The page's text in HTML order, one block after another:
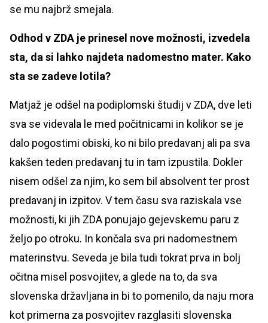
se mu najbrž smejala.
Odhod v ZDA je prinesel nove možnosti, izvedela
sta, da si lahko najdeta nadomestno mater. Kako
sta se zadeve lotila?
Matjaž je odšel na podiplomski študij v ZDA, dve leti
sva se videvala le med počitnicami in kolikor se je
dalo pogostimi obiski, ko ni bilo predavanj ali pa sva
kakšen teden predavanj tu in tam izpustila. Dokler
nisem odšel za njim, ko sem bil absolvent ter prost
predavanj in izpitov. V tem času sva raziskala vse
možnosti, ki jih ZDA ponujajo gejevskemu paru z
željo po otroku. In končala sva pri nadomestnem
materinstvu. Seveda je bila tudi tokrat prva in bolj
očitna misel posvojitev, a glede na to, da sva
slovenska državljana in bi to pomenilo, da naju mora
kot primerna za posvojitev razglasiti slovenska